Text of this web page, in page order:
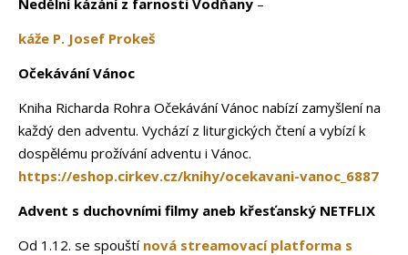
Nedělní kázání z farnosti Vodňany –
káže P. Josef Prokeš
Očekávání Vánoc
Kniha Richarda Rohra Očekávání Vánoc nabízí zamyšlení na
každý den adventu. Vychází z liturgických čtení a vybízí k
dospělému prožívání adventu i Vánoc.
https://eshop.cirkev.cz/knihy/ocekavani-vanoc_6887
Advent s duchovními filmy aneb křesťanský NETFLIX
Od 1.12. se spouští nová streamovací platforma s